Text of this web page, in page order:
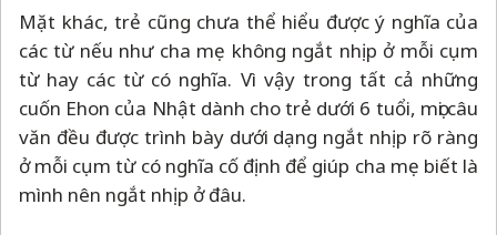
Mặt khác, trẻ cũng chưa thể hiểu được ý nghĩa của
các từ nếu như cha mẹ không ngắt nhịp ở mỗi cụm
từ hay các từ có nghĩa. Vì vậy trong tất cả những
cuốn Ehon của Nhật dành cho trẻ dưới 6 tuổi, mọi câu
văn đều được trình bày dưới dạng ngắt nhịp rõ ràng
ở mỗi cụm từ có nghĩa cố định để giúp cha mẹ biết là
mình nên ngắt nhịp ở đâu.